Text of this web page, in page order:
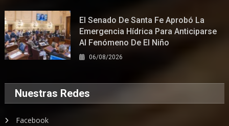
El Senado De Santa Fe Aprobó La
Emergencia Hídrica Para Anticiparse
Al Fenómeno De El Niño
06/08/2026
Nuestras Redes
Facebook